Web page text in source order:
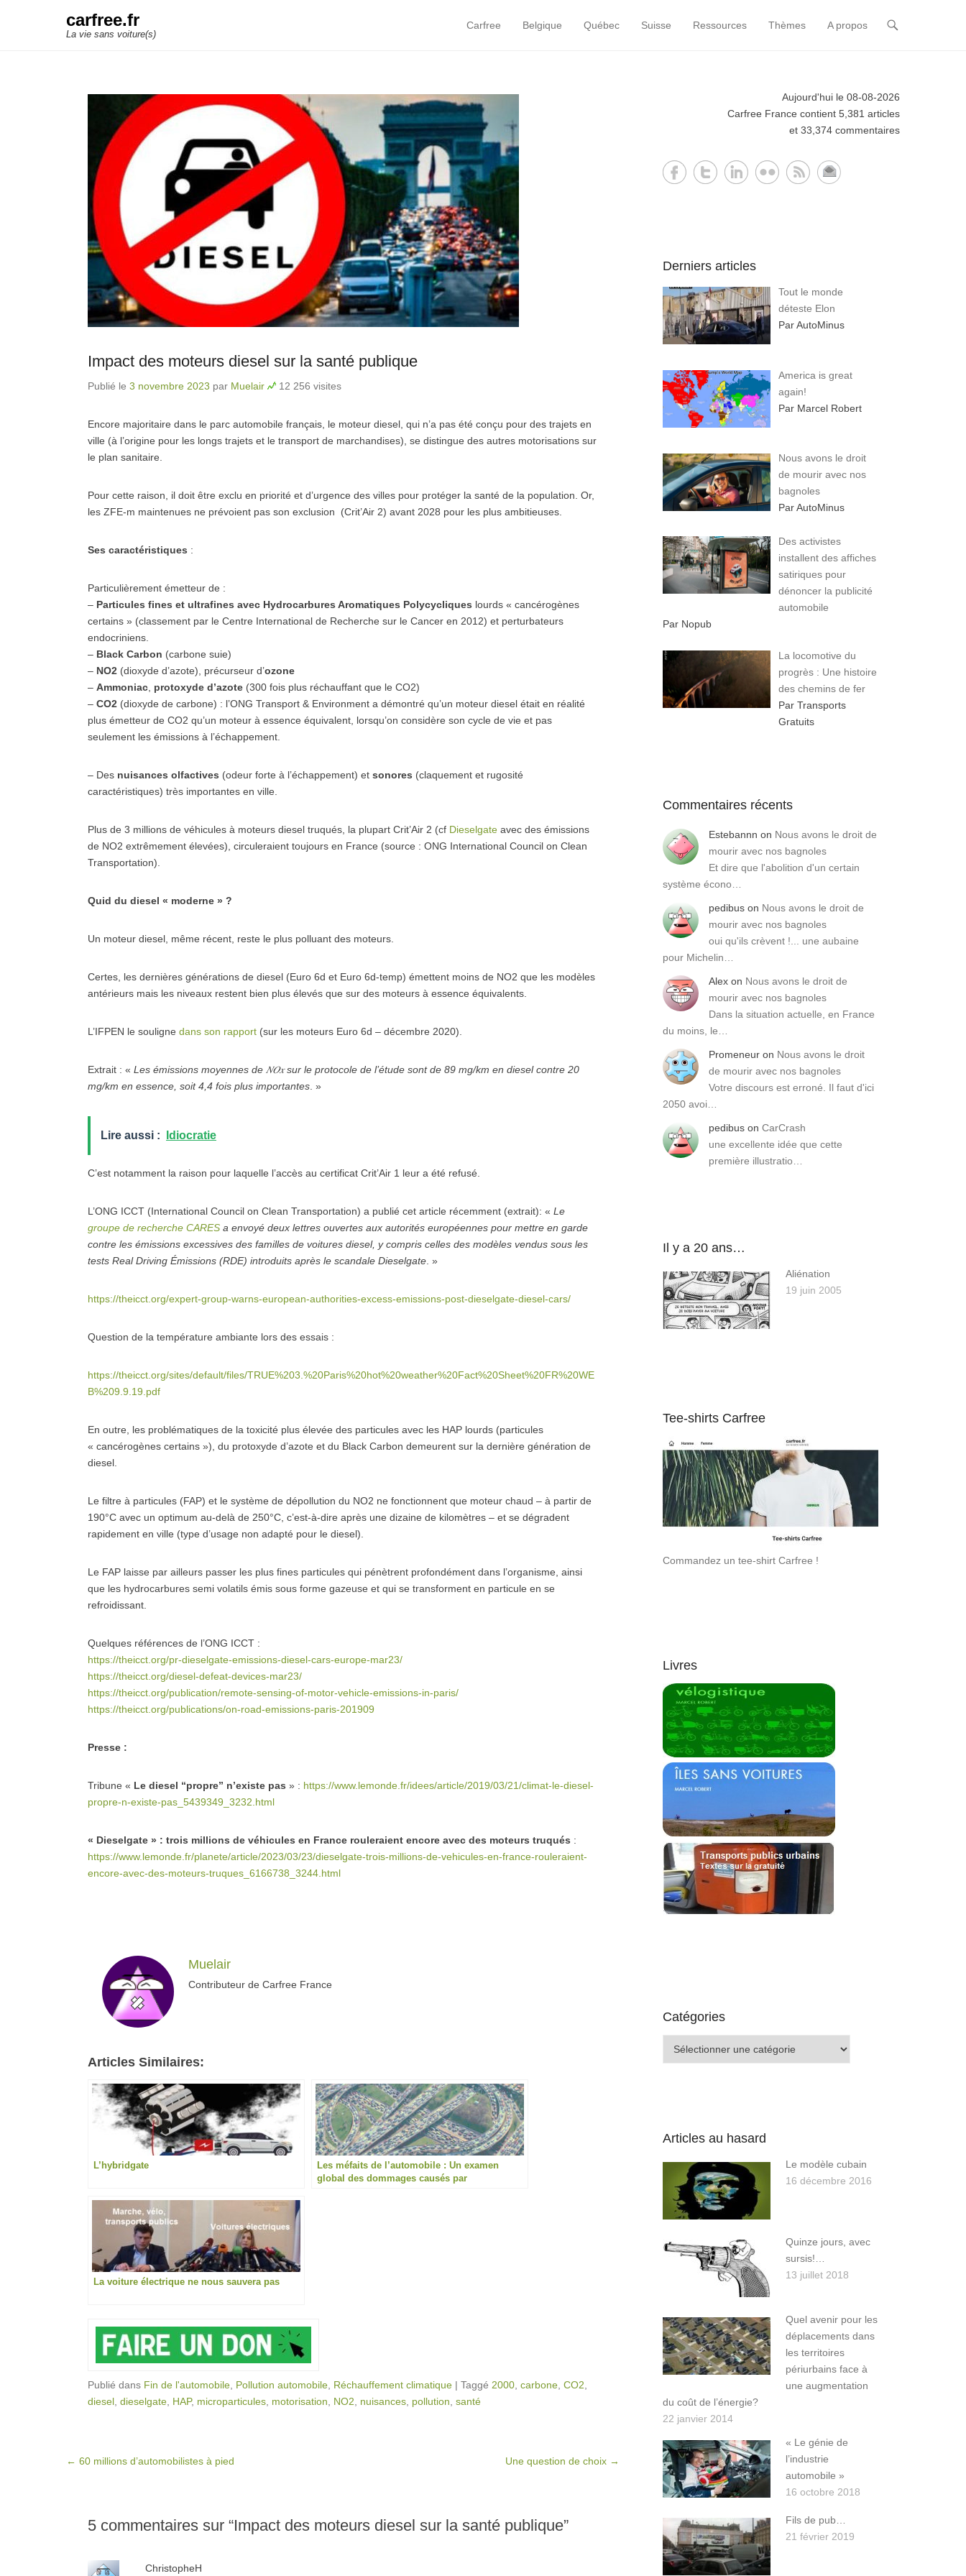
carfree.fr
La vie sans voiture(s)
Primary Menu
Skip to content
Carfree Belgique Québec Suisse Ressources Thèmes A propos
Impact des moteurs diesel sur la santé publique
Publié le 3 novembre 2023 par Muelair 12 256 visites
Encore majoritaire dans le parc automobile français, le moteur diesel, qui n’a pas été conçu pour des trajets en
ville (à l’origine pour les longs trajets et le transport de marchandises), se distingue des autres motorisations sur
le plan sanitaire.
Pour cette raison, il doit être exclu en priorité et d’urgence des villes pour protéger la santé de la population. Or,
les ZFE-m maintenues ne prévoient pas son exclusion (Crit’Air 2) avant 2028 pour les plus ambitieuses.
Ses caractéristiques :
Particulièrement émetteur de :
– Particules fines et ultrafines avec Hydrocarbures Aromatiques Polycycliques lourds « cancérogènes
certains » (classement par le Centre International de Recherche sur le Cancer en 2012) et perturbateurs
endocriniens.
– Black Carbon (carbone suie)
– NO2 (dioxyde d’azote), précurseur d’ozone
– Ammoniac protoxyde d’azote (300 fois plus réchauffant que le CO2)
– CO2 (dioxyde de carbone) : l’ONG Transport & Environment a démontré qu’un moteur diesel était en réalité
plus émetteur de CO2 qu’un moteur à essence équivalent, lorsqu’on considère son cycle de vie et pas
seulement les émissions à l’échappement.
– Des nuisances olfactives (odeur forte à l’échappement) et sonores (claquement et rugosité
caractéristiques) très importantes en ville.
Plus de 3 millions de véhicules à moteurs diesel truqués, la plupart Crit’Air 2 (cf Dieselgate avec des émissions
de NO2 extrêmement élevées), circuleraient toujours en France (source : ONG International Council on Clean
Transportation).
Quid du diesel « moderne » ?
Un moteur diesel, même récent, reste le plus polluant des moteurs.
Certes, les dernières générations de diesel (Euro 6d et Euro 6d-temp) émettent moins de NO2 que les modèles
antérieurs mais les niveaux restent bien plus élevés que sur des moteurs à essence équivalents.
L’IFPEN le souligne dans son rapport (sur les moteurs Euro 6d – décembre 2020).
Extrait : « Les émissions moyennes de 𝑁𝑂𝑥sur le protocole de l’étude sont de 89 mg/km en diesel contre 20
mg/km en essence, soit 4,4 fois plus importantes . »
Lire aussi : Idiocratie
C’est notamment la raison pour laquelle l’accès au certificat Crit’Air 1 leur a été refusé.
L’ONG ICCT (International Council on Clean Transportation) a publié cet article récemment (extrait): « Le
groupe de recherche CARES a envoyé deux lettres ouvertes aux autorités européennes pour mettre en garde
contre les émissions excessives des familles de voitures diesel, y compris celles des modèles vendus sous les
tests Real Driving Émissions (RDE) introduits après le scandale Dieselgate . »
https://theicct.org/expert-group-warns-european-authorities-excess-emissions-post-dieselgate-diesel-cars/
Question de la température ambiante lors des essais :
https://theicct.org/sites/default/files/TRUE%203.%20Paris%20hot%20weather%20Fact%20Sheet%20FR%20WE
B%209.9.19.pdf
En outre, les problématiques de la toxicité plus élevée des particules avec les HAP lourds (particules
« cancérogènes certains »), du protoxyde d’azote et du Black Carbon demeurent sur la dernière génération de
diesel.
Le filtre à particules (FAP) et le système de dépollution du NO2 ne fonctionnent que moteur chaud – à partir de
190°C avec un optimum au-delà de 250°C, c’est-à-dire après une dizaine de kilomètres – et se dégradent
rapidement en ville (type d’usage non adapté pour le diesel).
Le FAP laisse par ailleurs passer les plus fines particules qui pénètrent profondément dans l’organisme, ainsi
que les hydrocarbures semi volatils émis sous forme gazeuse et qui se transforment en particule en se
refroidissant.
Quelques références de l’ONG ICCT :
https://theicct.org/pr-dieselgate-emissions-diesel-cars-europe-mar23/
https://theicct.org/diesel-defeat-devices-mar23/
https://theicct.org/publication/remote-sensing-of-motor-vehicle-emissions-in-paris/
https://theicct.org/publications/on-road-emissions-paris-201909
Presse :
Tribune « Le diesel “propre” n’existe pas » : https://www.lemonde.fr/idees/article/2019/03/21/climat-le-diesel-
propre-n-existe-pas_5439349_3232.html
« Dieselgate » : trois millions de véhicules en France rouleraient encore avec des moteurs truqués :
https://www.lemonde.fr/planete/article/2023/03/23/dieselgate-trois-millions-de-vehicules-en-france-rouleraient-
encore-avec-des-moteurs-truques_6166738_3244.html
Muelair
Contributeur de Carfree France
Articles Similaires:
L’hybridgate
Les méfaits de l’automobile : Un examen
global des dommages causés par
La voiture électrique ne nous sauvera pas
Publié dans Fin de l'automobile Pollution automobile Réchauffement climatique | Taggé 2000 carbone CO2
diesel dieselgate HAP, microparticules motorisation NO2 nuisances pollution santé
Post navigation
← 60 millions d’automobilistes à pied Une question de choix →
5 commentaires sur “Impact des moteurs diesel sur la santé publique”
ChristopheH
Aujourd'hui le 08-08-2026
Carfree France contient 5,381 articles
et 33,374 commentaires
Derniers articles
Tout le monde
déteste Elon
Par AutoMinus
America is great
again!
Par Marcel Robert
Nous avons le droit
de mourir avec nos
bagnoles
Par AutoMinus
Des activistes
installent des affiches
satiriques pour
dénoncer la publicité
automobile
Par Nopub
La locomotive du
progrès : Une histoire
des chemins de fer
Par Transports
Gratuits
Commentaires récents
Estebannn on Nous avons le droit de
mourir avec nos bagnoles
Et dire que l'abolition d'un certain
système écono…
pedibus on Nous avons le droit de
mourir avec nos bagnoles
oui qu'ils crèvent !... une aubaine
pour Michelin…
Alex on Nous avons le droit de
mourir avec nos bagnoles
Dans la situation actuelle, en France
du moins, le…
Promeneur on Nous avons le droit
de mourir avec nos bagnoles
Votre discours est erroné. Il faut d'ici
2050 avoi…
pedibus on CarCrash
une excellente idée que cette
première illustratio…
Il y a 20 ans…
Aliénation
19 juin 2005
Tee-shirts Carfree
Commandez un tee-shirt Carfree !
Livres
Catégories
Articles au hasard
Le modèle cubain
16 décembre 2016
Quinze jours, avec
sursis!…
13 juillet 2018
Quel avenir pour les
déplacements dans
les territoires
périurbains face à
une augmentation
du coût de l’énergie?
22 janvier 2014
« Le génie de
l’industrie
automobile »
16 octobre 2018
Fils de pub…
21 février 2019